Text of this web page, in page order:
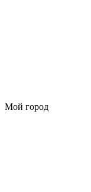
Мой город